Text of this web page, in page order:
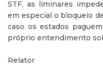
STF, as liminares
em especial o bloqueio
caso os estados
próprio entendimento
Relator